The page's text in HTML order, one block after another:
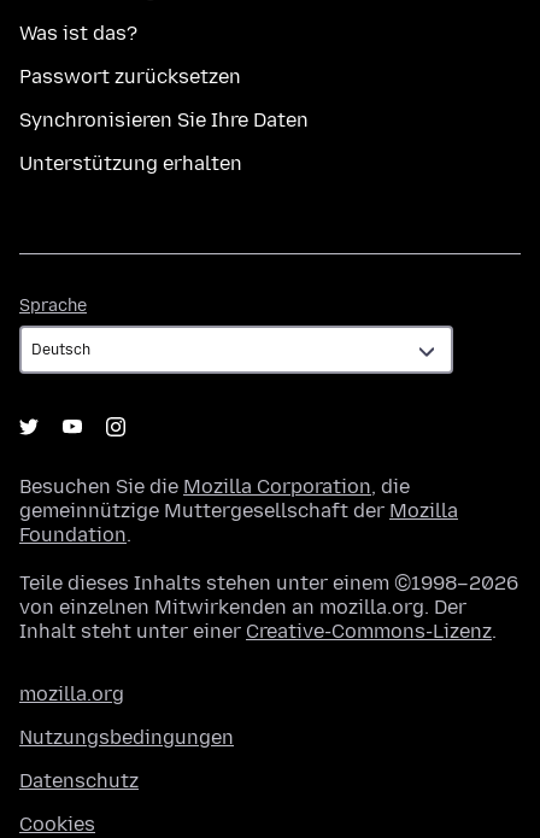
Was ist das?
Passwort zurücksetzen
Synchronisieren Sie Ihre Daten
Unterstützung erhalten
Sprache
Besuchen Sie die Mozilla Corporation, die
gemeinnützige Muttergesellschaft der Mozilla
Foundation.
Teile dieses Inhalts stehen unter einem ©1998–2026
von einzelnen Mitwirkenden an mozilla.org. Der
Inhalt steht unter einer Creative-Commons-Lizenz.
mozilla.org
Nutzungsbedingungen
Datenschutz
Cookies